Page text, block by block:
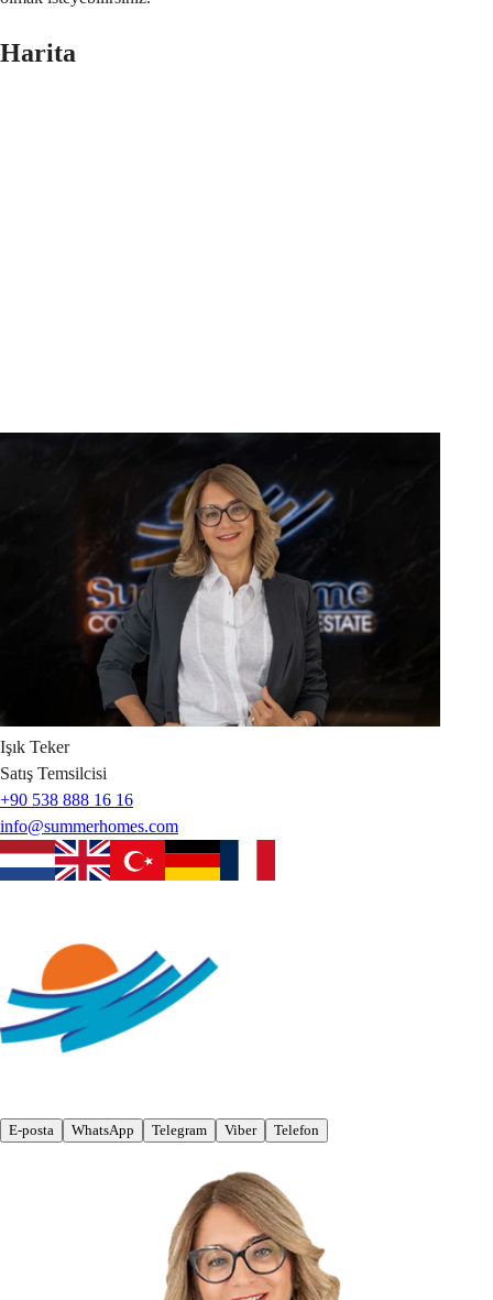
Harita
Işık Teker
Satış Temsilcisi
+90 538 888 16 16
info@summerhomes.com
E-posta WhatsApp Telegram Viber Telefon